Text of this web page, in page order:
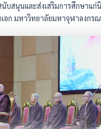
นับสนุนและส่งเสริมการศึกษาแ
ก มหาวิทยาลัยมหาจุฬาลงกรณ